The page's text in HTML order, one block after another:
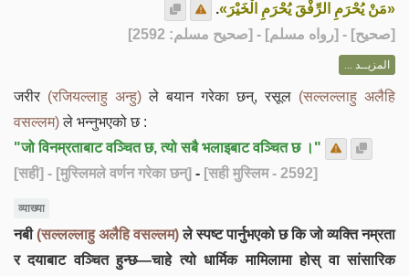
«مَنْ يُحْرَمِ الرِّفْقَ يُحْرَمِ الْخَيْرَ».
[صحيح] - [رواه مسلم] - [صحيح مسلم: 2592]
المزيــد ...
जरीर (रजियल्लाहु अन्हु) ले बयान गरेका छन्, रसूल (सल्लल्लाहु अलैहि
वसल्लम)ले भन्नुभएको छ :
"जो विनम्रताबाट वञ्चित छ, त्यो सबै भलाइबाट वञ्चित छ ।"
[सही] - [मुस्लिमले वर्णन गरेका छन्] - [सही मुस्लिम - 2592]
व्याख्या
नबी(सल्लल्लाहु अलैहि वसल्लम)ले स्पष्ट पार्नुभएको छ कि जो व्यक्ति नम्रता
र दयाबाट वञ्चित हुन्छ—चाहे त्यो धार्मिक मामिलामा होस् वा सांसारिक